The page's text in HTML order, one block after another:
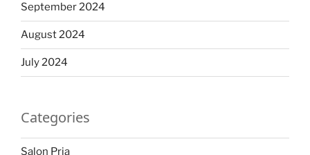
September 2024
August 2024
July 2024
Categories
Salon Pria